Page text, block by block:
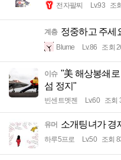
전자팔찌 Lv.93 조
계층 정중하고 주세
Blume Lv.86 조회
이슈 "美 해상봉쇄
섬 정지"
빈센트멧젠 Lv.60 조회
유머 소개팅녀가 경
하루5프로 Lv.50 조회